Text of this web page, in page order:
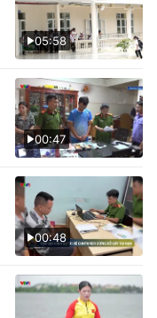
05:58
00:47
00:48